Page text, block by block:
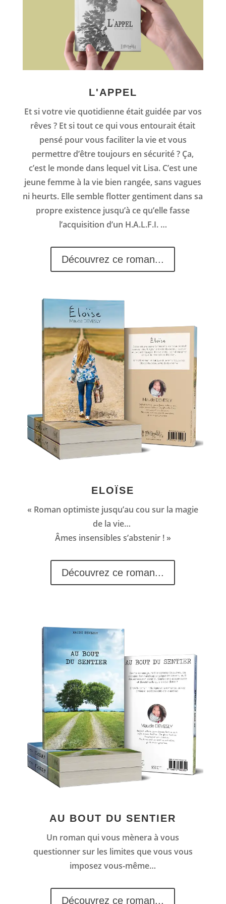
L'APPEL
Et si votre vie quotidienne était guidée par vos
rêves ? Et si tout ce qui vous entourait était
pensé pour vous faciliter la vie et vous
permettre d’être toujours en sécurité ? Ça,
c’est le monde dans lequel vit Lisa. C’est une
jeune femme à la vie bien rangée, sans vagues
ni heurts. Elle semble flotter gentiment dans sa
propre existence jusqu’à ce qu’elle fasse
l’acquisition d’un H.A.L.F.I. …
Découvrez ce roman...
ELOÏSE
« Roman optimiste jusqu’au cou sur la magie
de la vie…
Âmes insensibles s’abstenir ! »
Découvrez ce roman...
AU BOUT DU SENTIER
Un roman qui vous mènera à vous
questionner sur les limites que vous vous
imposez vous-même…
Découvrez ce roman...